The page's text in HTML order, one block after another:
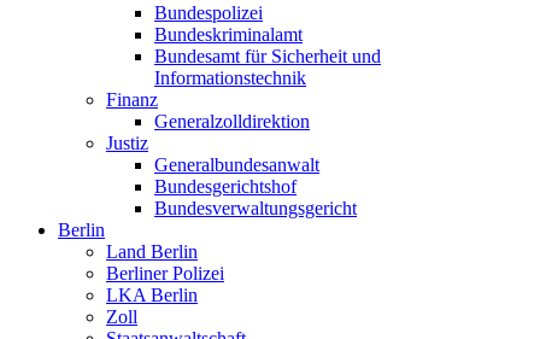
Bundespolizei
Bundeskriminalamt
Bundesamt für Sicherheit und
Informationstechnik
Finanz
Generalzolldirektion
Justiz
Generalbundesanwalt
Bundesgerichtshof
Bundesverwaltungsgericht
Berlin
Land Berlin
Berliner Polizei
LKA Berlin
Zoll